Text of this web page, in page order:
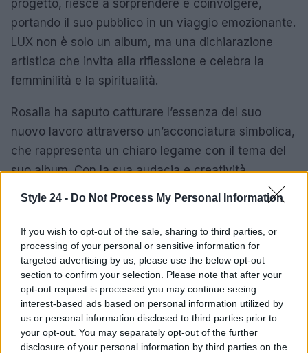
Style 24 - Do Not Process My Personal Information
If you wish to opt-out of the sale, sharing to third parties, or
processing of your personal or sensitive information for
targeted advertising by us, please use the below opt-out
section to confirm your selection. Please note that after your
opt-out request is processed you may continue seeing
interest-based ads based on personal information utilized by
us or personal information disclosed to third parties prior to
your opt-out. You may separately opt-out of the further
disclosure of your personal information by third parties on the
progetto, riesce a sorprendere e coinvolgere,
portando il suo pubblico in un viaggio emozionante.
LUX non è solo un album, ma una dichiarazione
artistica che invita alla riflessione e celebra la
femminilità e la spiritualità.
Rosalìa ha saputo catturare l’essenza del suo
nuovo lavoro attraverso un’acconciatura simbolica,
che rappresenta un chiaro legame con il tema del
suo album. Con la sua audacia e creatività,
segnando un nuovo capitolo della sua carriera.
AUTORE
Staff